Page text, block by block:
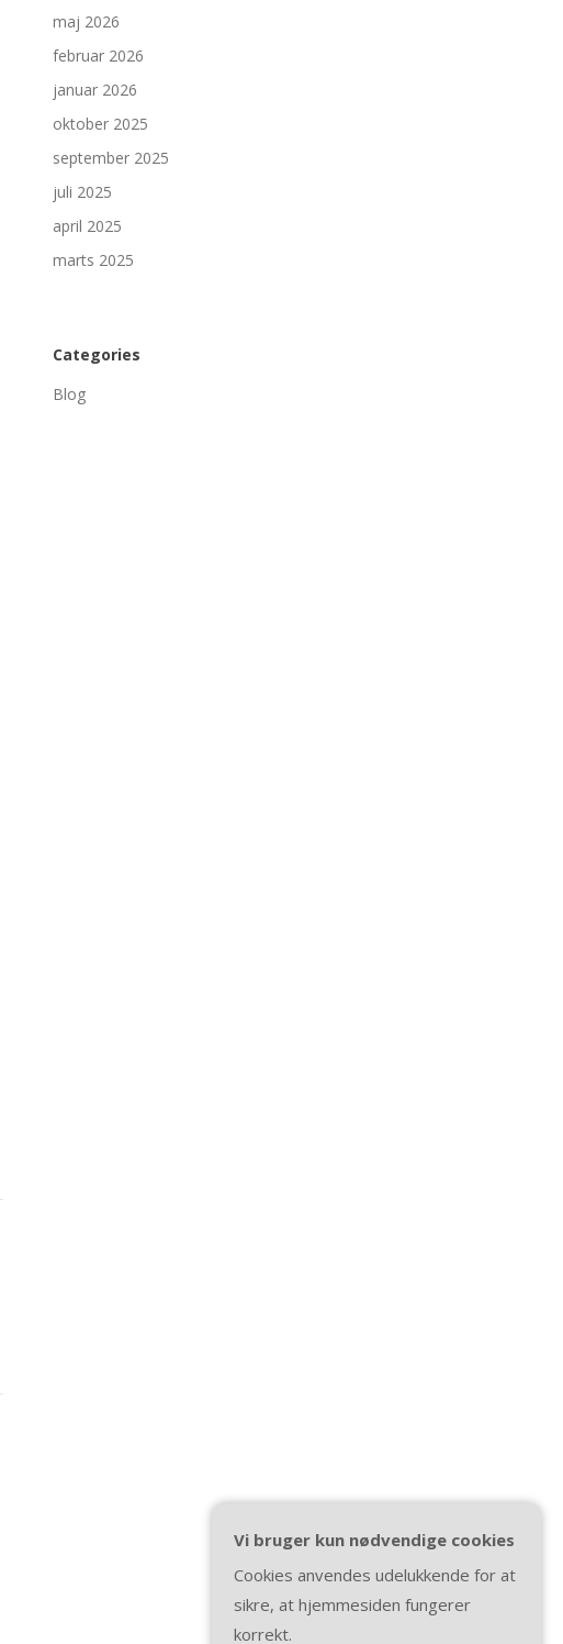
maj 2026
februar 2026
januar 2026
oktober 2025
september 2025
juli 2025
april 2025
marts 2025
Categories
Blog
Vi bruger kun nødvendige cookies
Cookies anvendes udelukkende for at
sikre, at hjemmesiden fungerer
korrekt.